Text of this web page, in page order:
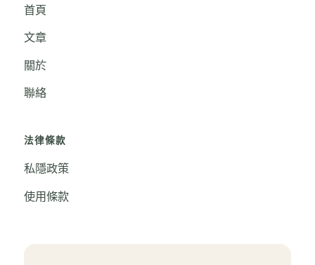
首頁
文章
關於
聯絡
法律條款
私隱政策
使用條款